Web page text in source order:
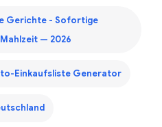
Gerichte - Sofortige
— 2026
Einkaufsliste Generator